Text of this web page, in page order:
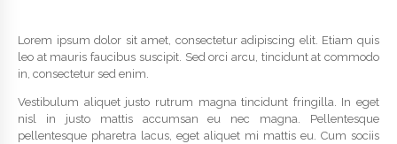
Lorem ipsum dolor sit amet, consectetur adipiscing elit. Etiam quis
leo at mauris faucibus suscipit. Sed orci arcu, tincidunt at commodo
in, consectetur sed enim.
Vestibulum aliquet justo rutrum magna tincidunt fringilla. In eget
nisl in justo mattis accumsan eu nec magna. Pellentesque
pellentesque pharetra lacus, eget aliquet mi mattis eu. Cum sociis